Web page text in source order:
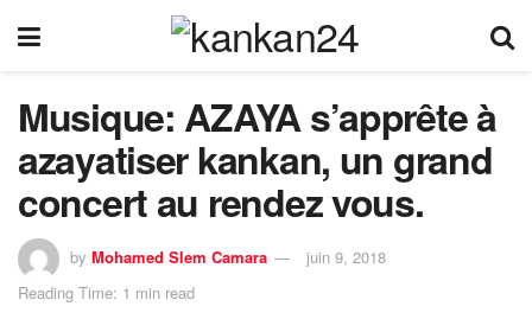
Musique: AZAYA s’apprête à
azayatiser kankan, un grand
concert au rendez vous.
by Mohamed Slem Camara
juin 9, 2018
Reading Time: 1 min read